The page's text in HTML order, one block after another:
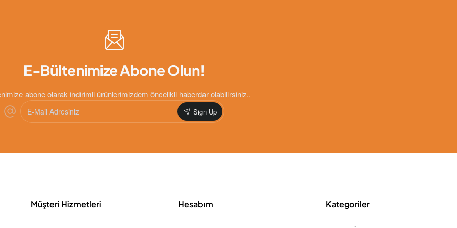
E-Bültenimize Abone Olun!
abone olarak indirimli ürünlerimizdem öncelikli haberdar olabilirsiniz..
E-
Mail
Adresiniz
Sign Up
Müşteri Hizmetleri Hesabım Kategoriler